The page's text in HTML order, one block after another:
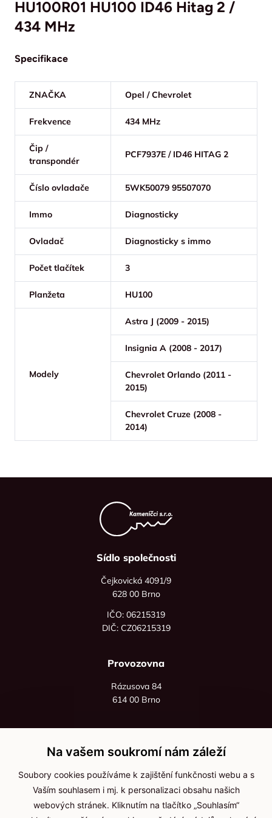
HU100R01 HU100 ID46 Hitag 2 /
434 MHz
Specifikace
ZNAČKA Opel / Chevrolet
Frekvence 434 MHz
Čip /
transpondér
PCF7937E / ID46 HITAG 2
Číslo ovladače 5WK50079 95507070
Immo Diagnosticky
Ovladač Diagnosticky s immo
Počet tlačítek 3
Planžeta HU100
Modely
Astra J (2009 - 2015)
Insignia A (2008 - 2017)
Chevrolet Orlando (2011 -
2015)
Chevrolet Cruze (2008 -
2014)
Sídlo společnosti
Čejkovická 4091/9
628 00 Brno
IČO: 06215319
DIČ: CZ06215319
Provozovna
Rázusova 84
614 00 Brno
+420 736 535 066
Po - pá: 8:00 - 16:00
info@jma-kam.cz
Na vašem soukromí nám záleží
Soubory cookies používáme k zajištění funkčnosti webu a s
Vaším souhlasem i mj. k personalizaci obsahu našich
webových stránek. Kliknutím na tlačítko „Souhlasím“